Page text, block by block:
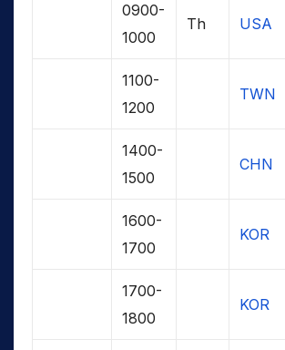
0900-
1000
Th USA
1100-
1200
TWN
1400-
1500
CHN
1600-
1700
KOR
1700-
1800
KOR